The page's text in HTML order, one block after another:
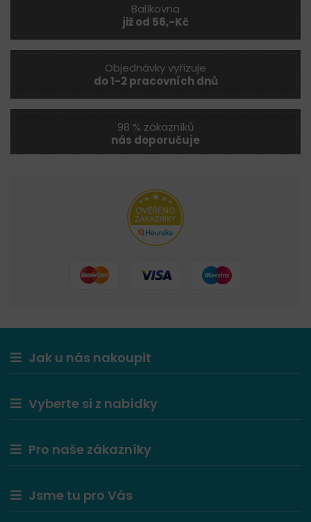
Balíkovna
již od 56,-Kč
Objednávky vyřizuje
do 1-2 pracovních dnů
98 % zákazníků
nás doporučuje
Jak u nás nakoupit
Vyberte si z nabídky
Pro naše zákazníky
Jsme tu pro Vás